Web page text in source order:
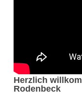
Herzlich
Rodenbeck